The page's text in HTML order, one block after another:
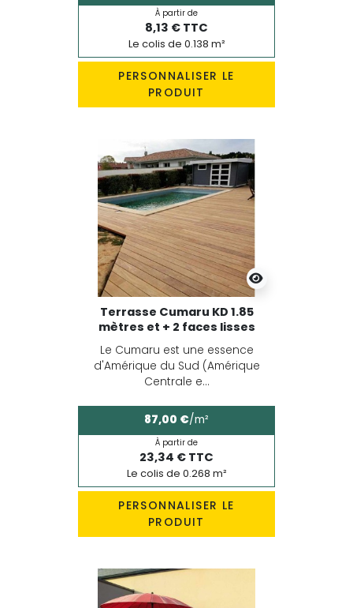
À partir de
8,13 € TTC
Le colis de 0.138 m²
PERSONNALISER LE
PRODUIT
Terrasse Cumaru KD 1.85
mètres et + 2 faces lisses
Le Cumaru est une essence
d'Amérique du Sud (Amérique
Centrale e...
87,00 €/m²
À partir de
23,34 € TTC
Le colis de 0.268 m²
PERSONNALISER LE
PRODUIT